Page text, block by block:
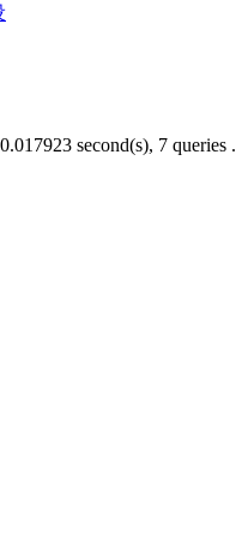
second(s), 7 queries .